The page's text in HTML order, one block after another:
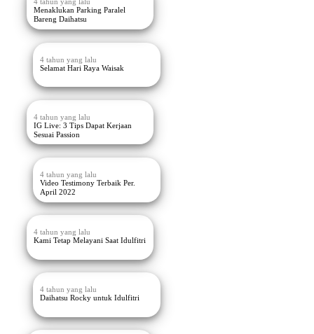
Menaklukan Parking Paralel
Bareng Daihatsu
4 tahun yang lalu
Selamat Hari Raya Waisak
4 tahun yang lalu
IG Live: 3 Tips Dapat Kerjaan
Sesuai Passion
4 tahun yang lalu
Video Testimony Terbaik Per.
April 2022
4 tahun yang lalu
Kami Tetap Melayani Saat Idulfitri
4 tahun yang lalu
Daihatsu Rocky untuk Idulfitri